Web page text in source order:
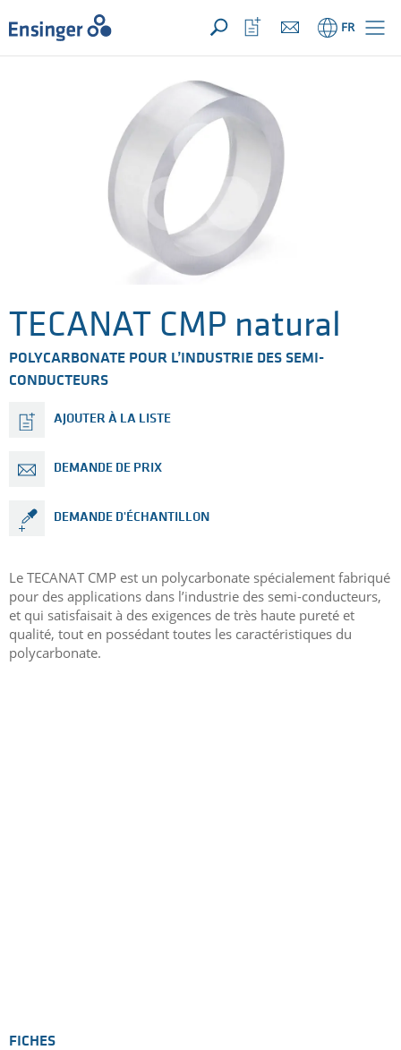
VOTRE DEMANDE ({{productCount}} Products)
OUVRIR
Accueil FR
Ouvrir
la
liste
favoris
TECANAT CMP natural
POLYCARBONATE POUR L’INDUSTRIE DES SEMI-
CONDUCTEURS
AJOUTER À LA LISTE
DEMANDE DE PRIX
DEMANDE D'ÉCHANTILLON
Le TECANAT CMP est un polycarbonate spécialement fabriqué
pour des applications dans l’industrie des semi-conducteurs,
et qui satisfaisait à des exigences de très haute pureté et
qualité, tout en possédant toutes les caractéristiques du
polycarbonate.
FICHES